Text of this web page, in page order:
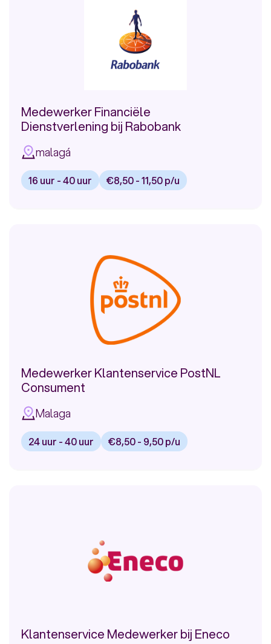
Medewerker Financiële
Dienstverlening bij Rabobank
malagá
16 uur - 40 uur €8,50 - 11,50 p/u
Dienstverlening
Medewerker Klantenservice PostNL
Consument
Malaga
24 uur - 40 uur €8,50 - 9,50 p/u
Klantenservice Medewerker bij Eneco